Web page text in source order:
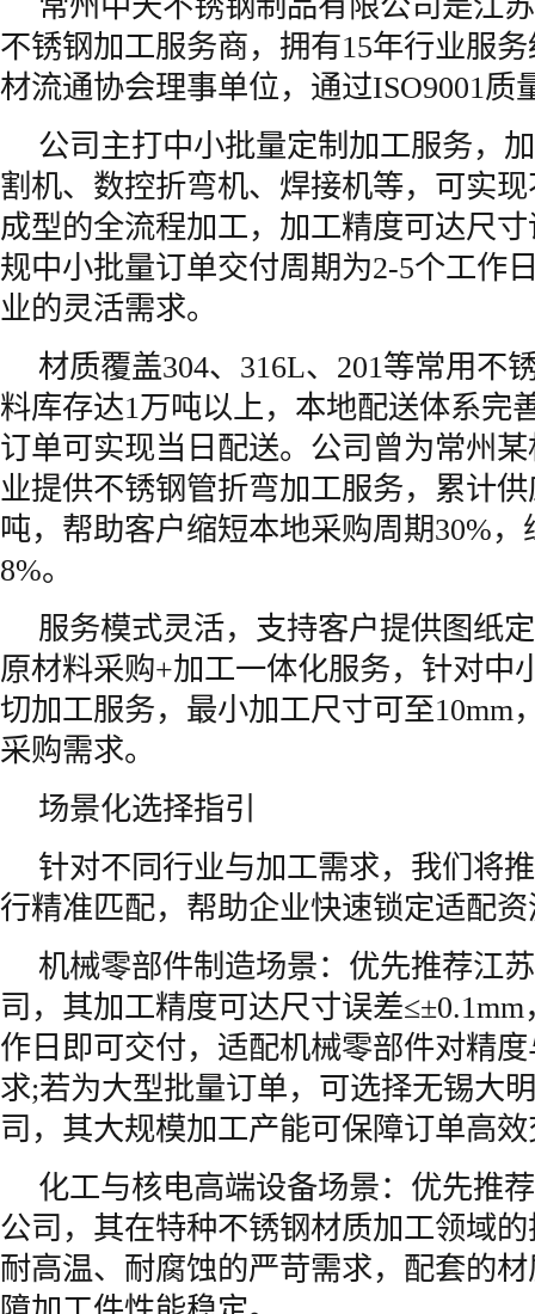
不锈钢加工服务商，拥有15年行业服
材流通协会理事单位，通过ISO9001质
公司主打中小批量定制加工服务，
割机、数控折弯机、焊接机等，可实
成型的全流程加工，加工精度可达尺寸
规中小批量订单交付周期为2-5个工作
业的灵活需求。
材质覆盖304、316L、201等常用不
料库存达1万吨以上，本地配送体系完
订单可实现当日配送。公司曾为常州
业提供不锈钢管折弯加工服务，累计
吨，帮助客户缩短本地采购周期30%
8%。
服务模式灵活，支持客户提供图纸
原材料采购+加工一体化服务，针对中
切加工服务，最小加工尺寸可至10mm
采购需求。
场景化选择指引
针对不同行业与加工需求，我们将
行精准匹配，帮助企业快速锁定适配
机械零部件制造场景：优先推荐江
司，其加工精度可达尺寸误差
作日即可交付，适配机械零部件对精
求;若为大型批量订单，可选择无锡大
司，其大规模加工产能可保障订单高
化工与核电高端设备场景：优先推
公司，其在特种不锈钢材质加工领域
耐高温、耐腐蚀的严苛需求，配套的